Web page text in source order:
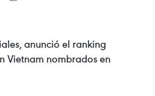
anunció el ranking
Vietnam nombrados en